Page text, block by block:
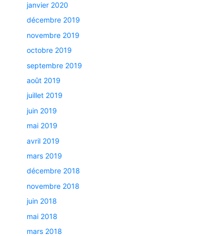
janvier 2020
décembre 2019
novembre 2019
octobre 2019
septembre 2019
août 2019
juillet 2019
juin 2019
mai 2019
avril 2019
mars 2019
décembre 2018
novembre 2018
juin 2018
mai 2018
mars 2018